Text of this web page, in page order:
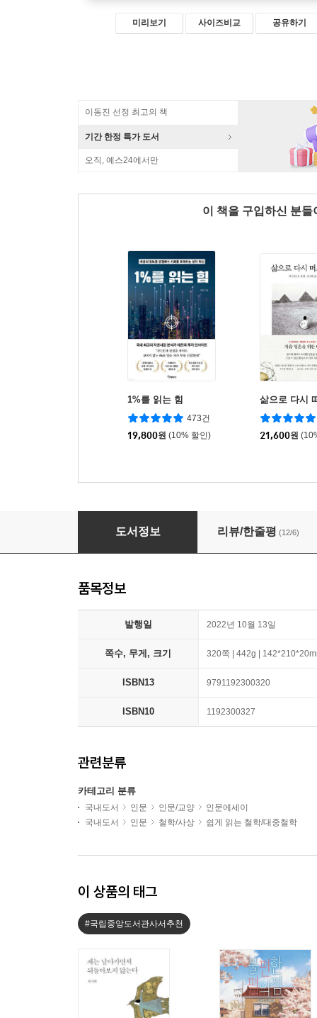
미리보기 사이즈비교 공유하기
이동진 선정 최고의 책
기간 한정 특가 도서
오직, 예스24에서만
이 책을 구입하신 분
1%를 읽는 힘
473건
19,800원 (10% 할인)
삶으로 다시
21,600원
철학자와 달리기
도서정보 리뷰/한줄평 (12/6)
품목정보
발행일 2022년 10월 13일
쪽수, 무게, 크기 320쪽 | 442g |
ISBN13 9791192300320
ISBN10 1192300327
관련분류
카테고리 분류
국내도서 인문 인문/교양
인문에세이
국내도서
인문 철학/사상 쉽게 읽는 철학/대중철학
이 상품의 태그
#국립중앙도서관사서추천